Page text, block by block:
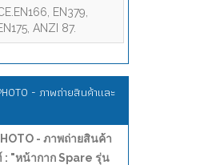
EN379,
ANZI 87.
- ภาพถ่ายสินค้าและ
- ภาพถ่ายสินค้า
"หน้ากาก Spare รุ่น